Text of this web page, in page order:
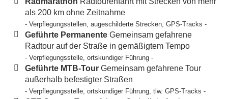
als 200 km ohne Zeitnahme
- Verpflegungsstellen, augeschilderte Strecken, GPS-Tracks -
Geführte Permanente Gemeinsam gefahrene
Radtour auf der Straße in gemäßigtem Tempo
- Verpflegungsstelle, ortskundiger Führung -
Geführte MTB-Tour Gemeinsam gefahrene Tour
außerhalb befestigter Straßen
- Verpflegungsstelle, ortskundiger Führung, tlw. GPS-Tracks -